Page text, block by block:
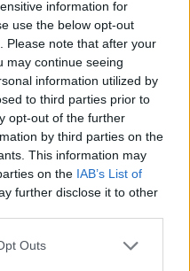
information for
use the below opt-out
Please note that after your
may continue seeing
information utilized by
to third parties prior to
opt-out of the further
by third parties on the
This information may
on the IAB’s List of
further disclose it to other
Outs
tart egy
előírásokról,
senkinek ne
majd aláírjátok a
a koordinátor
kesztyűt,
Fontos, hogy a
a